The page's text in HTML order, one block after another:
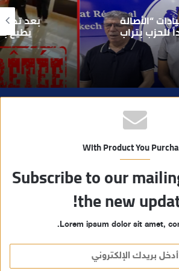
و
ي
ب
يوثق العملية.. أمن مراكش
مشتبه في تورطه في سرقة
مسلحة..
With Product You
Subscribe to our
the new
Lorem ipsum dolor sit amet,